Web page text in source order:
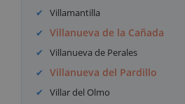
Villamantilla
Villanueva de la Cañada
Villanueva de Perales
Villanueva del Pardillo
Villar del Olmo